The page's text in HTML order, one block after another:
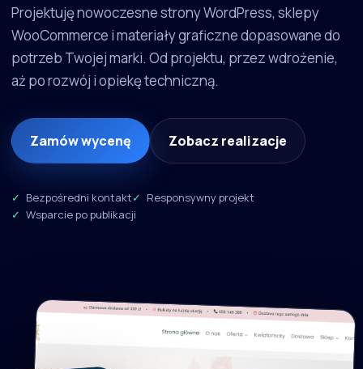
Projektuję nowoczesne strony WordPress, sklepy
WooCommerce i materiały graficzne dopasowane do
potrzeb Twojej marki. Od projektu, przez wdrożenie,
aż po rozwój i opiekę techniczną.
Zamów wycenę Zobacz realizacje
Bezpośredni kontakt
Responsywny projekt
Wsparcie po publikacji